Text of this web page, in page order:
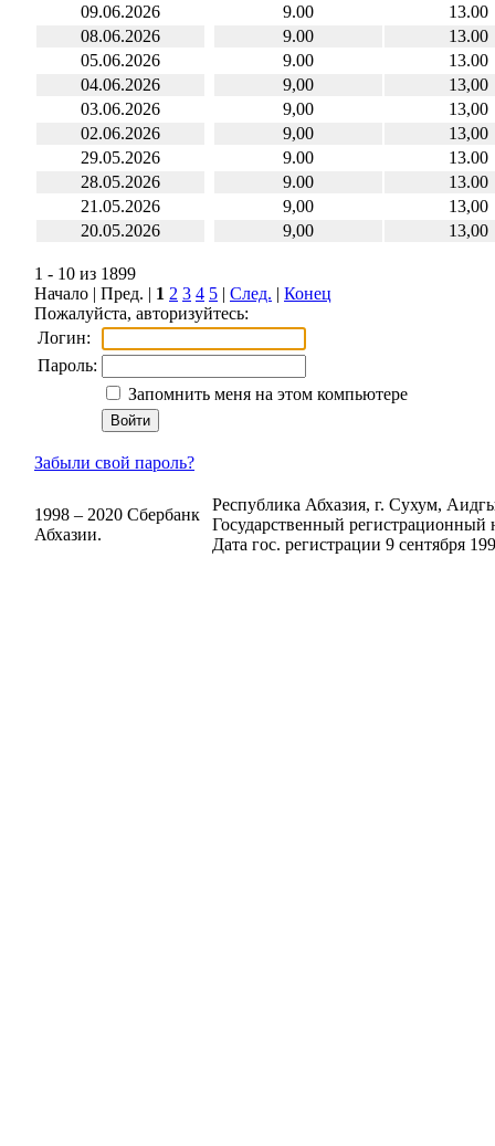
09.06.2026
9.00
13.00
08.06.2026
9.00
13.00
05.06.2026
9.00
13.00
04.06.2026
9,00
13,00
03.06.2026
9,00
13,00
02.06.2026
9,00
13,00
29.05.2026
9.00
13.00
28.05.2026
9.00
13.00
21.05.2026
9,00
13,00
20.05.2026
9,00 13,00
1 - 10 из 1899
Начало | Пред. | 1 2 3 4 5 | След. | Конец
Пожалуйста, авторизуйтесь:
Логин:
Пароль:
Запомнить меня на этом компьютере
Забыли свой пароль?
1998 – 2020 Сбербанк
Абхазии.
Республика Абхазия, г. Сухум,
Государственный регистрационный
Дата гос. регистрации 9 сентября